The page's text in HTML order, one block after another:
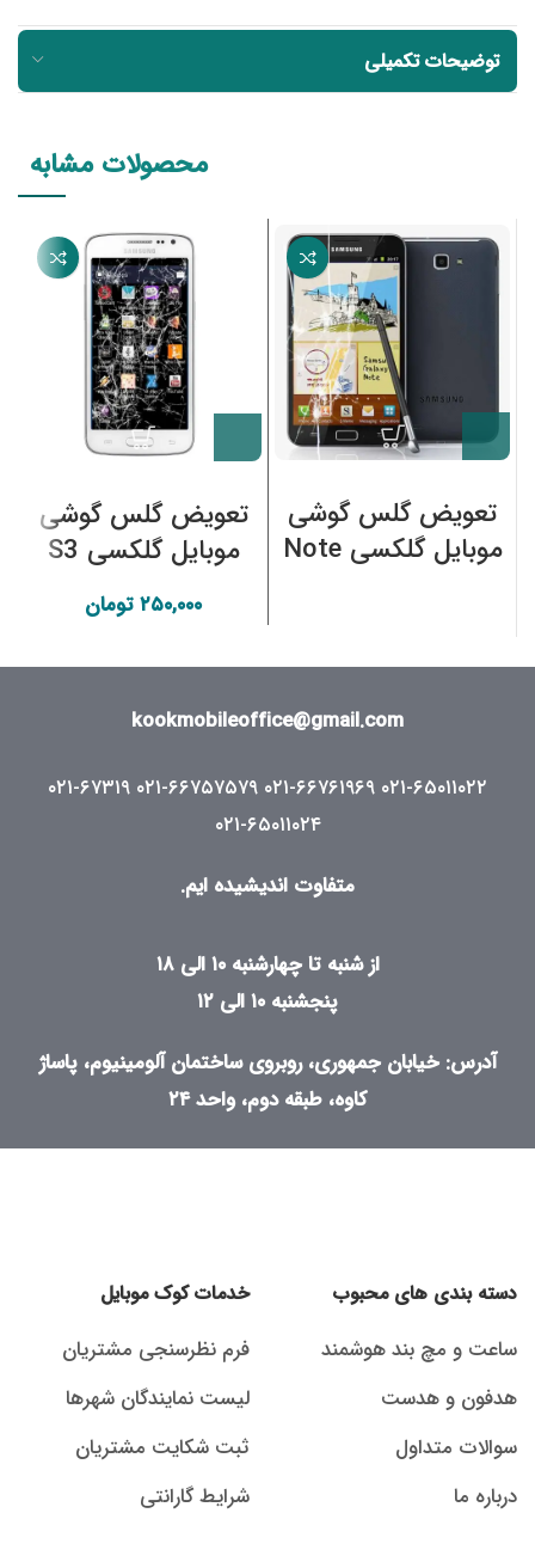
توضیحات تکمیلی
محصولات مشابه
تعویض گلس گوشی
موبایل گلکسی Note
تعویض گلس گوشی
موبایل گلکسی S3
سامسونگ
۲۵۰,۰۰۰تومان
kookmobileoffice@gmail.com
۰۲۱-۶۷۳۱۹ ۰۲۱-۶۶۷۵۷۵۷۹ ۰۲۱-۶۶۷۶۱۹۶۹ ۰۲۱-۶۵۰۱۱۰۲۲
۰۲۱-۶۵۰۱۱۰۲۴
متفاوت اندیشیده ایم.
از شنبه تا چهارشنبه ۱۰ الی ۱۸
پنجشنبه ۱۰ الی ۱۲
آدرس: خیابان جمهوری، روبروی ساختمان آلومینیوم، پاساژ
کاوه، طبقه دوم، واحد ۲۴
دسته بندی های محبوب
ساعت و مچ بند هوشمند
هدفون و هدست
سوالات متداول
درباره ما
خدمات کوک موبایل
فرم نظرسنجی مشتریان
لیست نمایندگان شهرها
ثبت شکایت مشتریان
شرایط گارانتی